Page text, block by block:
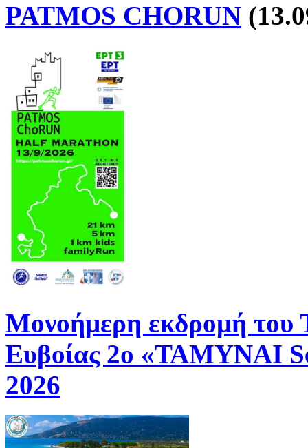
PATMOS CHORUN
Μονοήμερη εκδρομή
Ευβοίας 2ο «ΤΑΜΥΝΑΙ
2026